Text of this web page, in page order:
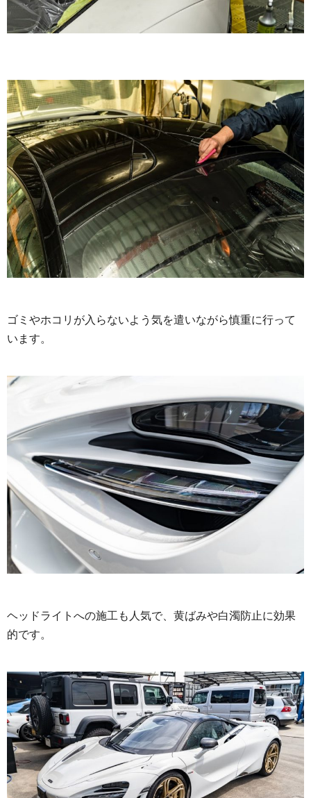
ゴミやホコリが入らないよう気を遣いながら慎重に行って
います。
ヘッドライトへの施工も人気で、黄ばみや白濁防止に効果
的です。